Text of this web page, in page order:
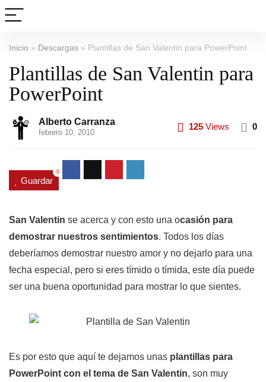
Inicio » Descargas » Plantillas de San Valentin para PowerPoint
Plantillas de San Valentin para
PowerPoint
Alberto Carranza
febrero 10, 2010
125 Views 0
Guardar
0
San Valentin se acerca y con esto una ocasión para
demostrar nuestros sentimientos. Todos los días
deberíamos demostrar nuestro amor y no dejarlo para una
fecha especial, pero si eres tímido o tímida, este día puede
ser una buena oportunidad para mostrar lo que sientes.
Es por esto que aquí te dejamos unas plantillas para
PowerPoint con el tema de San Valentin, son muy